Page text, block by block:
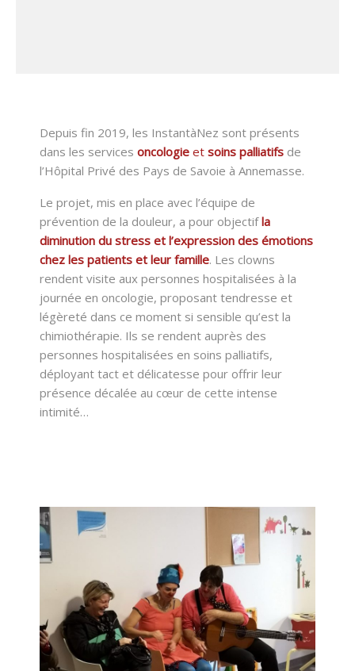
Depuis fin 2019, les InstantàNez sont présents
dans les services oncologie et soins palliatifs de
l’Hôpital Privé des Pays de Savoie à Annemasse.
Le projet, mis en place avec l’équipe de
prévention de la douleur, a pour objectifla
diminution du stress et l’expression des émotions
chez les patients et leur famille. Les clowns
rendent visite aux personnes hospitalisées à la
journée en oncologie, proposant tendresse et
légèreté dans ce moment si sensible qu’est la
chimiothérapie. Ils se rendent auprès des
personnes hospitalisées en soins palliatifs,
déployant tact et délicatesse pour offrir leur
présence décalée au cœur de cette intense
intimité…